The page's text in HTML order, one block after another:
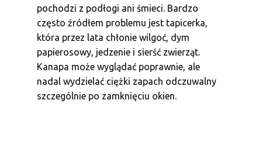
pochodzi z podłogi ani śmieci. Bardzo
często źródłem problemu jest tapicerka,
która przez lata chłonie wilgoć, dym
papierosowy, jedzenie i sierść zwierząt.
Kanapa może wyglądać poprawnie, ale
nadal wydzielać ciężki zapach odczuwalny
szczególnie po zamknięciu okien.